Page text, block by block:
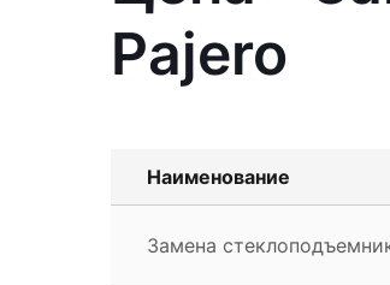
Pajero
Наименование
Замена